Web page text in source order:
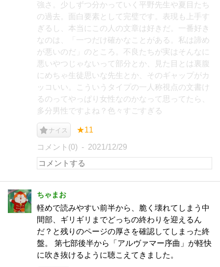
強さ。少しずつ分かっていく平野先生や夏目たち
の過去。面白要素として完璧です。表現も上手す
ぎるし、本当にこの人の文章は好きだ。一番好き
なのは、「一つだけ確かなことがある。私は諦め
が悪いのだ」のところ。不良たちが実はそんなに
悪いやつじゃないって部分とか、見た目とは裏腹
にめちゃ生徒思いな先生とか、そのギャップがカ
ッコいい。こういうタイプの一人称視点の文書け
るのってやっぱり女性なのかなって思ってたら、
多分男性ですよね？色々すごすぎる
ナイス ★11
コメント(0) 2021/12/29
ちゃまお
軽めで読みやすい前半から、脆く壊れてしまう中
間部、ギリギリまでどっちの終わりを迎えるん
だ？と残りのページの厚さを確認してしまった終
盤。 第七部後半から「アルヴァマー序曲」が軽快
に吹き抜けるように聴こえてきました。